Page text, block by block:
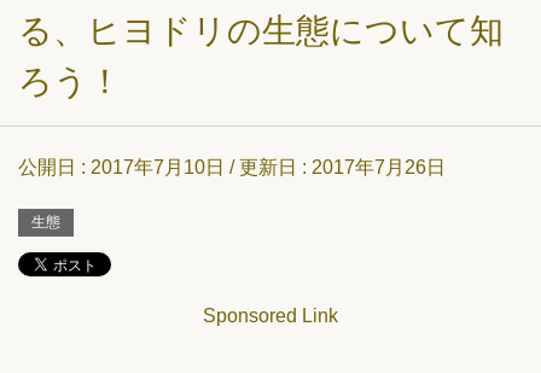
る、ヒヨドリの生態について知
ろう！
公開日 : 2017年7月10日 / 更新日 : 2017年7月26日
生態
Sponsored Link